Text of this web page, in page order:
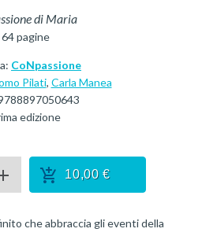
di Maria
64pagine
CoNpassione
Pilati, Carla Manea
edizione
10,00€
che abbraccia gli eventi della